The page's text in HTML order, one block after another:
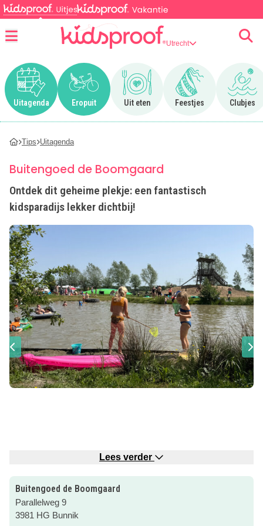
Utrecht
Uitagenda
Ga naar Uitagenda
Eropuit
Ga naar Eropuit
Uit eten
Ga naar Uit eten
Feestjes
Ga naar Feestjes
Clubjes
Ga
Tips Uitagenda
Buitengoed de Boomgaard
Ontdek dit geheime plekje: een fantastisch
kidsparadijs lekker dichtbij!
Goed verborgen achter hoge dennenbomen ligt dit
bijzondere Buitengoed. Op Buitengoed de Boomgaard
beleef je het ultieme buitengevoel: vrijheid, weids uitzicht
Lees verder
Buitengoed de Boomgaard
Parallelweg 9
3981 HG Bunnik